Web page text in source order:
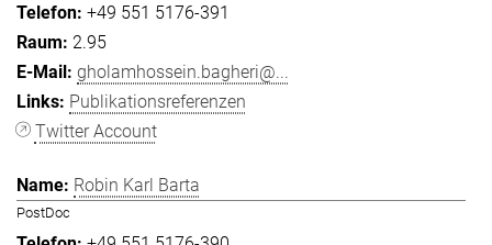
+49 551 5176-391
2.95
gholamhossein.bagheri@...
Publikationsreferenzen
Twitter Account
Robin Karl Barta
PostDoc